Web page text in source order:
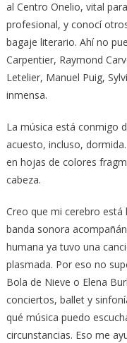
al Centro Onelio, vital
profesional, y conocí
bagaje literario. Ahí no
Carpentier, Raymond
Letelier, Manuel Puig,
inmensa.
La música está conmigo
acuesto, incluso,
en hojas de colores
cabeza.
Creo que mi cerebro está
banda sonora
humana ya tuvo una
plasmada. Por eso no
Bola de Nieve o Elena
conciertos, ballet y
qué música puedo
circunstancias. Eso me